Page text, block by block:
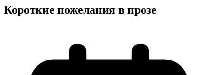
Короткие пожелания в прозе